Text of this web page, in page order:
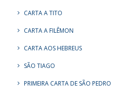
CARTA A TITO
CARTA A FILÊMON
CARTA AOS HEBREUS
SÃO TIAGO
PRIMEIRA CARTA DE SÃO PEDRO